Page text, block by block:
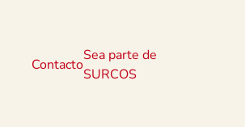
Contacto
Sea parte de
SURCOS